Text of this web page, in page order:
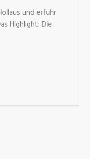
und erfuhr
Highlight: Die